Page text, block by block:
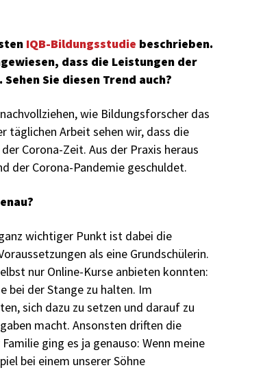
IQB-Bildungsstudie beschrieben.
dass die Leistungen der
Sie diesen Trend auch?
wie Bildungsforscher das
täglichen Arbeit sehen wir, dass die
Corona-Zeit. Aus der Praxis heraus
der Corona-Pandemie geschuldet.
wichtiger Punkt ist dabei die
als eine Grundschülerin.
nur Online-Kurse anbieten konnten:
bei der Stange zu halten. Im
sich dazu zu setzen und darauf zu
macht. Ansonsten driften die
ging es ja genauso: Wenn meine
bei einem unserer Söhne